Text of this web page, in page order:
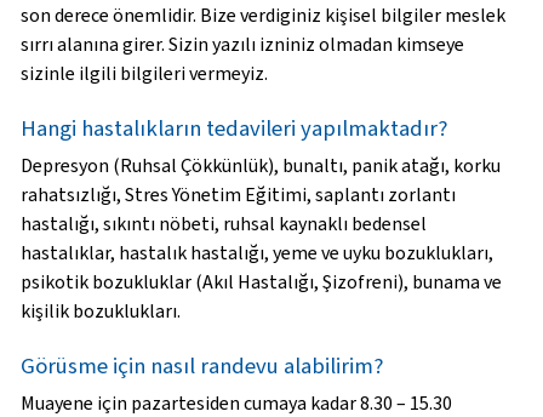
son derece önemlidir. Bize verdiginiz kişisel bilgiler meslek
sırrı alanına girer. Sizin yazılı izniniz olmadan kimseye
sizinle ilgili bilgileri vermeyiz.
Hangi hastalıkların tedavileri yapılmaktadır?
Depresyon (Ruhsal Çökkünlük), bunaltı, panik atağı, korku
rahatsızlığı, Stres Yönetim Eğitimi, saplantı zorlantı
hastalığı, sıkıntı nöbeti, ruhsal kaynaklı bedensel
hastalıklar, hastalık hastalığı, yeme ve uyku bozuklukları,
psikotik bozukluklar (Akıl Hastalığı, Şizofreni), bunama ve
kişilik bozuklukları.
Görüsme için nasıl randevu alabilirim?
Muayene için pazartesiden cumaya kadar8.30 – 15.30